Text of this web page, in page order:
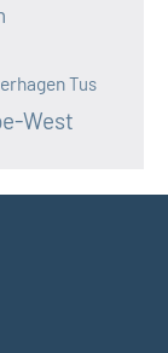
Tus
West